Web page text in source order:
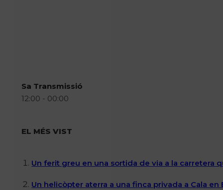
Sa Transmissió
12:00 - 00:00
EL MÉS VIST
Un ferit greu en una sortida de via a la carretera
Un helicòpter aterra a una finca privada a Cala